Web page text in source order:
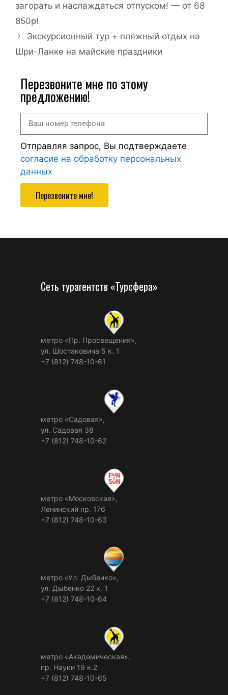
загорать и наслаждаться отпуском! — от 68
850р!
Экскурсионный тур + пляжный отдых на
Шри-Ланке на майские праздники
Перезвоните мне по этому
предложению!
Отправляя запрос, Вы подтверждаете
согласие на обработку персональных
данных
Перезвоните мне!
Сеть турагентств «Турсфера»
метро «Пр. Просвещения»,
ул. Шостаковича 5 к. 1
+7 (812) 748-10-61
метро «Садовая»,
ул. Садовая 38
+7 (812) 748-10-62
метро «Московская»,
Ленинский пр. 176
+7 (812) 748-10-63
метро «Ул. Дыбенко»,
ул. Дыбенко 22 к. 1
+7 (812) 748-10-64
метро «Академическая»,
пр. Науки 19 к.2
+7 (812) 748-10-65